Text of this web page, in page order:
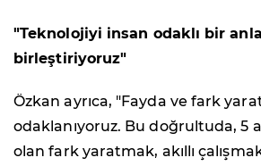
"Teknolojiyi insan odaklı bir
birleştiriyoruz"
Özkan ayrıca, "Fayda ve fark
odaklanıyoruz. Bu doğrultuda, 5
olan fark yaratmak, akıllı